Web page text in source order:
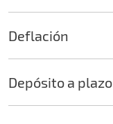
Deflación
Depósito a plazo